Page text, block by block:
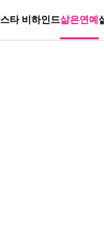
스타 비하인드삶은연예